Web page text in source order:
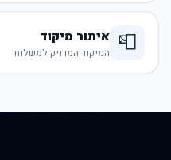
📮 איתור מיקוד
המיקוד המדויק למשלוח